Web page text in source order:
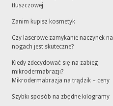
tłuszczowej
Zanim kupisz kosmetyk
Czy laserowe zamykanie naczynek na
nogach jest skuteczne?
Kiedy zdecydować się na zabieg
mikrodermabrazji?
Mikrodermabrazja na trądzik – ceny
Szybki sposób na zbędne kilogramy